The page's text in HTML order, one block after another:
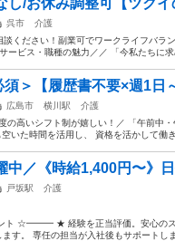
呉市
介護
談ください！副業可でワークライフバ
ビス・職種の魅力／／ 「今私たちに求
須＞【履歴書不要×週1日
広島市 横川駅
介護
の高いシフト制が嬉しい！／ 「午前中
いた時間を活用し、 資格を活かして働
中／《時給1,400円〜》
戸坂駅 介護
☆━━━ ★ 経験を正当評価。安心のス
す。 専任の担当が入社後もサポートし